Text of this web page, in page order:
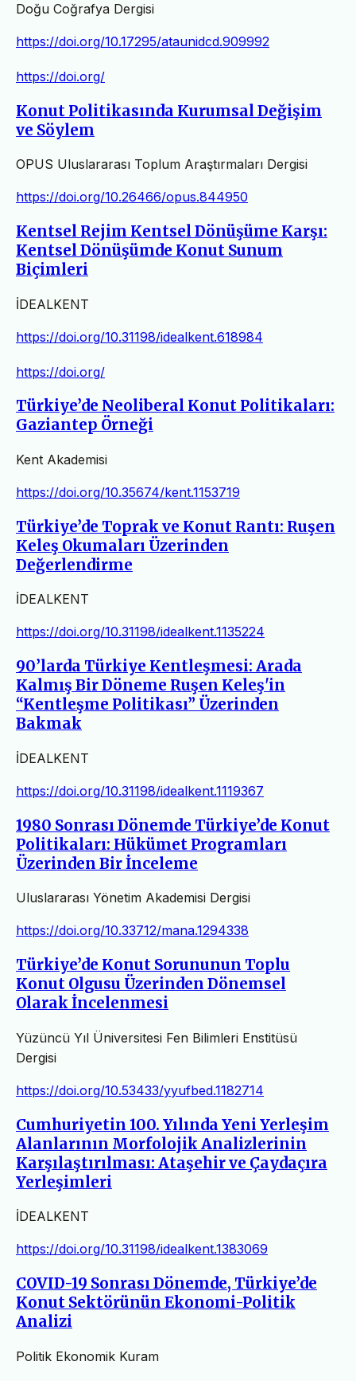
Doğu Coğrafya Dergisi
https://doi.org/10.17295/ataunidcd.909992
https://doi.org/
Konut Politikasında Kurumsal Değişim
ve Söylem
OPUS Uluslararası Toplum Araştırmaları Dergisi
https://doi.org/10.26466/opus.844950
Kentsel Rejim Kentsel Dönüşüme Karşı:
Kentsel Dönüşümde Konut Sunum
Biçimleri
İDEALKENT
https://doi.org/10.31198/idealkent.618984
https://doi.org/
Türkiye’de Neoliberal Konut Politikaları:
Gaziantep Örneği
Kent Akademisi
https://doi.org/10.35674/kent.1153719
Türkiye’de Toprak ve Konut Rantı: Ruşen
Keleş Okumaları Üzerinden
Değerlendirme
İDEALKENT
https://doi.org/10.31198/idealkent.1135224
90’larda Türkiye Kentleşmesi: Arada
Kalmış Bir Döneme Ruşen Keleş'in
“Kentleşme Politikası” Üzerinden
Bakmak
İDEALKENT
https://doi.org/10.31198/idealkent.1119367
1980 Sonrası Dönemde Türkiye’de Konut
Politikaları: Hükümet Programları
Üzerinden Bir İnceleme
Uluslararası Yönetim Akademisi Dergisi
https://doi.org/10.33712/mana.1294338
Türkiye’de Konut Sorununun Toplu
Konut Olgusu Üzerinden Dönemsel
Olarak İncelenmesi
Yüzüncü Yıl Üniversitesi Fen Bilimleri Enstitüsü
Dergisi
https://doi.org/10.53433/yyufbed.1182714
Cumhuriyetin 100. Yılında Yeni Yerleşim
Alanlarının Morfolojik Analizlerinin
Karşılaştırılması: Ataşehir ve Çaydaçıra
Yerleşimleri
İDEALKENT
https://doi.org/10.31198/idealkent.1383069
COVID-19 Sonrası Dönemde, Türkiye’de
Konut Sektörünün Ekonomi-Politik
Analizi
Politik Ekonomik Kuram